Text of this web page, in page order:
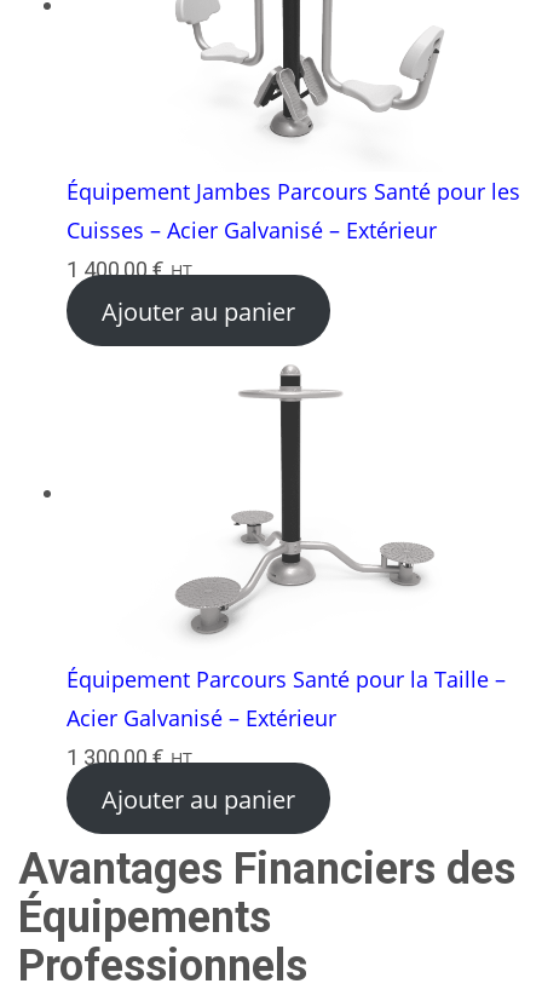
Équipement Jambes Parcours Santé pour les
Cuisses – Acier Galvanisé – Extérieur
1 400,00€ HT
Ajouter au panier
Équipement Parcours Santé pour la Taille –
Acier Galvanisé – Extérieur
1 300,00€ HT
Ajouter au panier
Avantages Financiers des
Équipements
Professionnels